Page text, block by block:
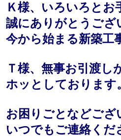
Ｋ様、いろいろとお
誠にありがとうござ
今から始まる新築工
Ｔ様、無事お引渡し
ホッとしております
お困りごとなどござ
いつでもご連絡くだ